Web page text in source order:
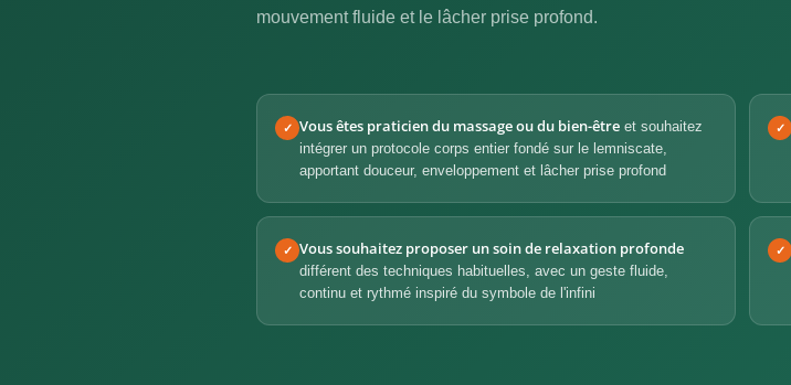
mouvement fluide et le lâcher prise profond.
✓ Vous êtes praticien du massage ou du bien-être et souhaitez
intégrer un protocole corps entier fondé sur le lemniscate,
apportant douceur, enveloppement et lâcher prise profond
✓
✓ Vous souhaitez proposer un soin de relaxation profonde
différent des techniques habituelles, avec un geste fluide,
continu et rythmé inspiré du symbole de l'infini
✓